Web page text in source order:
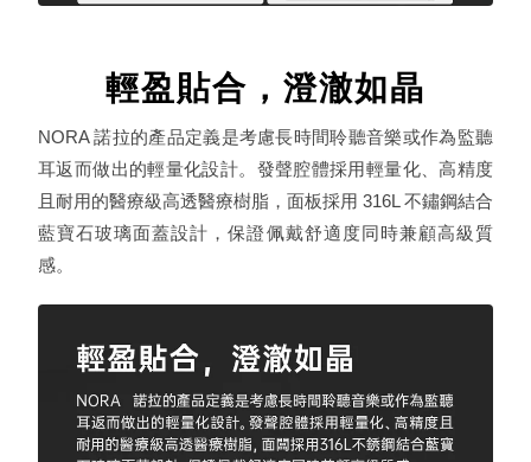
輕盈貼合，澄澈如晶
NORA 諾拉的產品定義是考慮長時間聆聽音樂或作為監聽
耳返而做出的輕量化設計。發聲腔體採用輕量化、高精度
且耐用的醫療級高透醫療樹脂，面板採用 316L 不鏽鋼結合
藍寶石玻璃面蓋設計，保證佩戴舒適度同時兼顧高級質
感。